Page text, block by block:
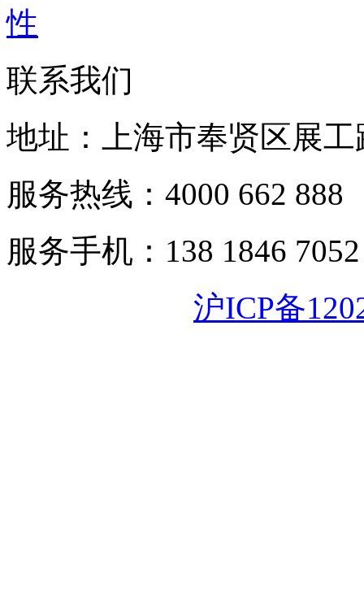
性
联系我们
地址：上海市奉贤区展工
服务热线：4000 662 888
服务手机：138 1846 7052
沪ICP备